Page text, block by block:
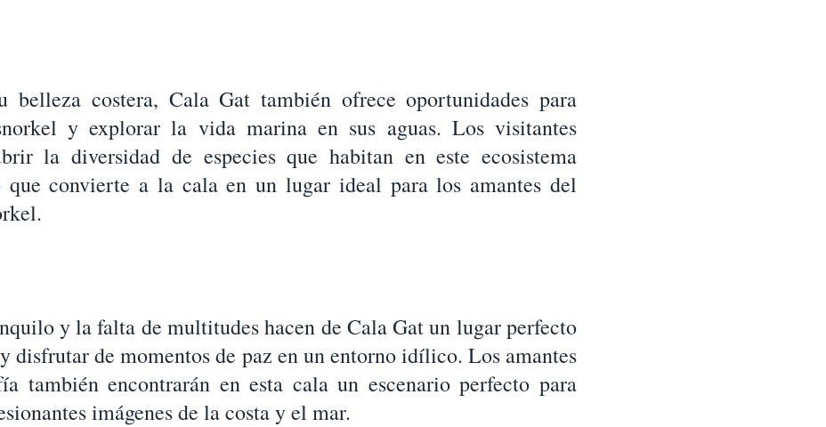
belleza costera, Cala Gat también ofrece oportunidades para
y explorar la vida marina en sus aguas. Los visitantes
la diversidad de especies que habitan en este ecosistema
que convierte a la cala en un lugar ideal para los amantes del
y la falta de multitudes hacen de Cala Gat un lugar perfecto
disfrutar de momentos de paz en un entorno idílico. Los amantes
también encontrarán en esta cala un escenario perfecto para
imágenes de la costa y el mar.